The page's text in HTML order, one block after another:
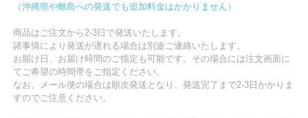
（沖縄県や離島への発送でも追加料金はかかりません）
商品はご注文から2-3日で発送いたします。
諸事情により発送が遅れる場合は別途ご連絡いたします。
お届け日、お届け時間のご指定も可能です。その場合には注文画面に
てご希望の時間帯をご指定ください。
なお、メール便の場合は順次発送となり、発送完了まで2-3日かかりま
すのでご注意ください。